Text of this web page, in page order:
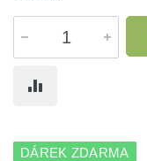
DÁREK ZDARMA